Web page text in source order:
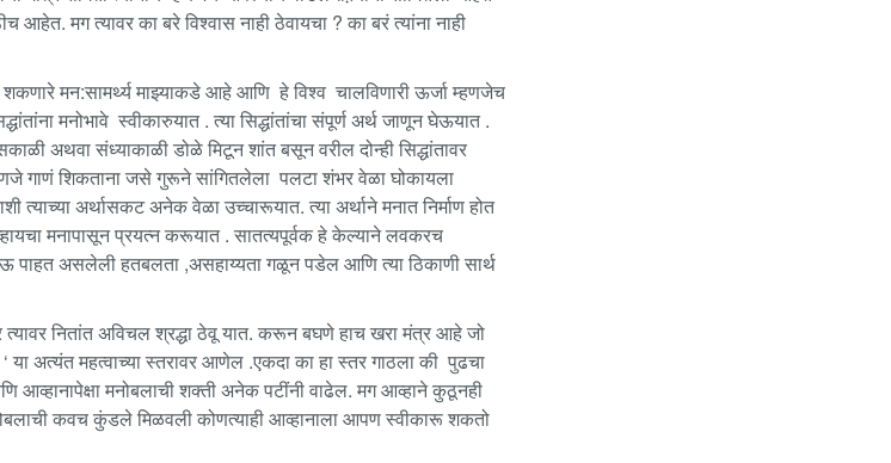
मग त्यावर का बरे विश्वास नाही ठेवायचा ? का बरं त्यांना नाही
मन:सामर्थ्य माझ्याकडे आहे आणि हे विश्व चालविणारी ऊर्जा म्हणजेच
मनोभावे स्वीकारुयात . त्या सिद्धांतांचा संपूर्ण अर्थ जाणून घेऊयात .
अथवा संध्याकाळी डोळे मिटून शांत बसून वरील दोन्ही सिद्धांतावर
गाणं शिकताना जसे गुरूने सांगितलेला पलटा शंभर वेळा घोकायला
त्याच्या अर्थासकट अनेक वेळा उच्चारूयात. त्या अर्थाने मनात निर्माण होत
मनापासून प्रयत्न करूयात . सातत्यपूर्वक हे केल्याने लवकरच
पाहत असलेली हतबलता ,असहाय्यता गळून पडेल आणि त्या ठिकाणी सार्थ
नितांत अविचल श्रद्धा ठेवू यात. करून बघणे हाच खरा मंत्र आहे जो
या अत्यंत महत्वाच्या स्तरावर आणेल .एकदा का हा स्तर गाठला की पुढचा
मनोबलाची शक्ती अनेक पटींनी वाढेल. मग आव्हाने कुठूनही
कवच कुंडले मिळवली कोणत्याही आव्हानाला आपण स्वीकारू शकतो